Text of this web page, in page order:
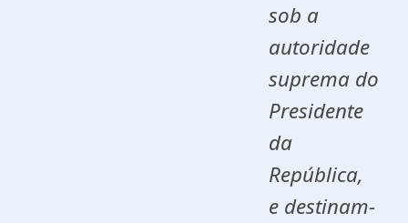
sob a
autoridade
suprema do
Presidente
da
República,
e destinam-